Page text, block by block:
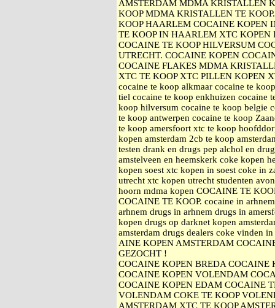
AMSTERDAM MDMA KRISTALLEN
KOOP MDMA KRISTALLEN TE
KOOP HAARLEM COCAINE KOPEN
TE KOOP IN HAARLEM XTC
COCAINE TE KOOP HILVERSUM
UTRECHT. COCAINE KOPEN
COCAINE FLAKES MDMA
XTC TE KOOP XTC PILLEN KOPEN
cocaine te koop alkmaar cocaine te
tiel cocaine te koop enkhuizen cocaine
koop hilversum cocaine te koop belgie
te koop antwerpen cocaine te koop
te koop amersfoort xtc te koop
kopen amsterdam 2cb te koop
testen drank en drugs pep alchol en
amstelveen en heemskerk coke kopen
kopen soest xtc kopen in soest coke in
utrecht xtc kopen utrecht studenten
hoorn mdma kopen COCAINE TE
COCAINE TE KOOP. cocaine in
arhnem drugs in arhnem drugs in
kopen drugs op darknet kopen
amsterdam drugs dealers coke vinden
AINE KOPEN AMSTERDAM
GEZOCHT !
COCAINE KOPEN BREDA
COCAINE KOPEN VOLENDAM
COCAINE KOPEN EDAM COCAINE
VOLENDAM COKE TE KOOP
AMSTERDAM XTC TE KOOP